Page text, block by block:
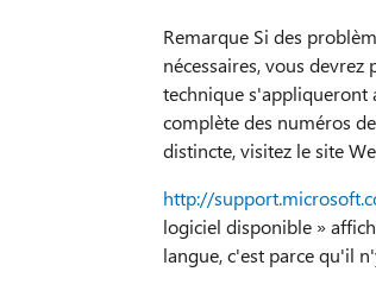
Remarque Si des
nécessaires, vous
technique s'appliqueront
complète des numéros
distincte, visitez le site
http://
logiciel disponible »
langue, c'est parce qu'il